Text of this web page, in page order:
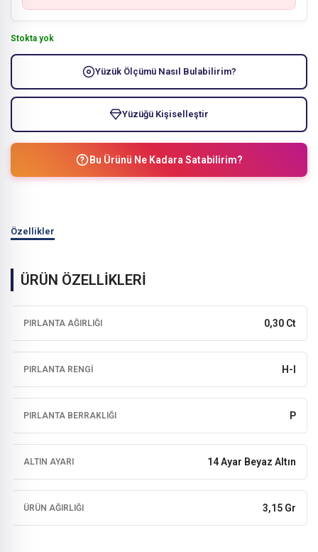
Stokta yok
Yüzük Ölçümü Nasıl Bulabilirim?
Yüzüğü Kişiselleştir
Bu Ürünü Ne Kadara Satabilirim?
Özellikler
ÜRÜN ÖZELLİKLERİ
PIRLANTA AĞIRLIĞI 0,30 Ct
PIRLANTA RENGI H-I
PIRLANTA BERRAKLIĞI P
ALTIN AYARI 14 Ayar Beyaz Altın
ÜRÜN AĞIRLIĞI 3,15 Gr